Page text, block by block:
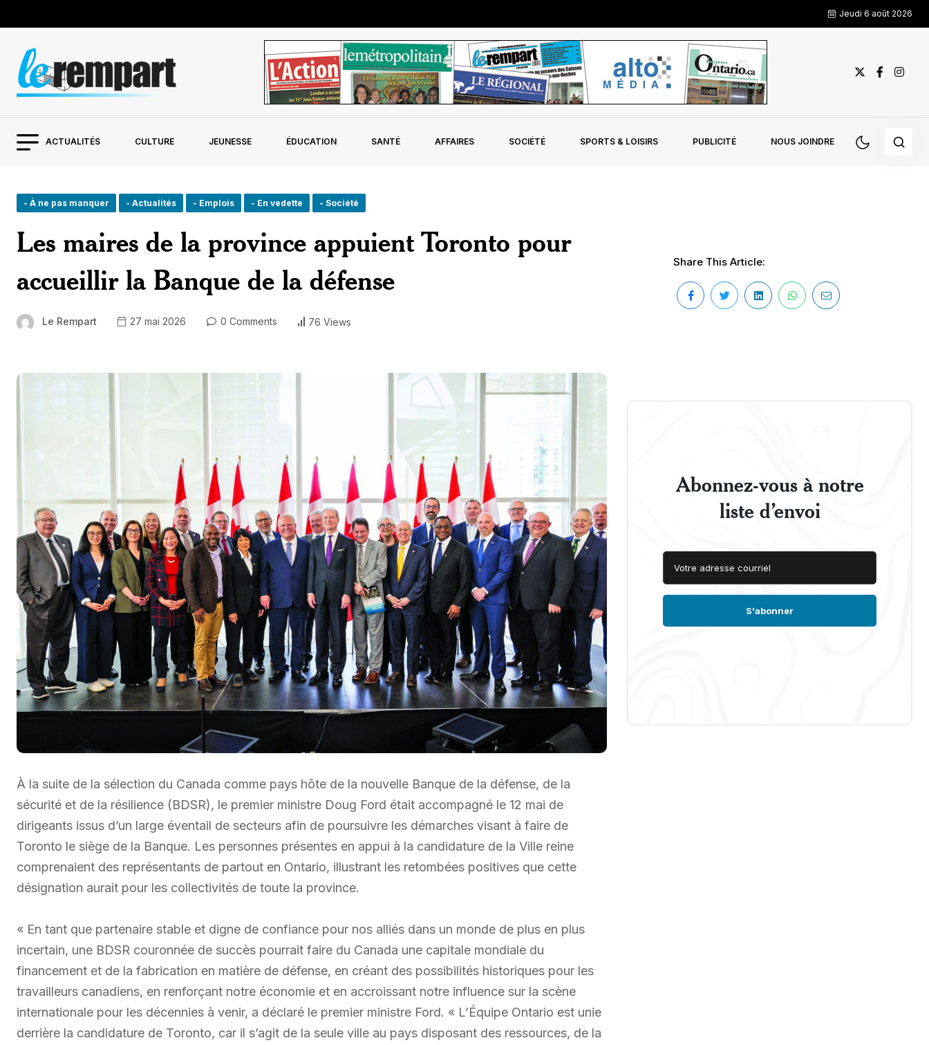
Jeudi 6 août 2026
ACTUALITÉS CULTURE JEUNESSE ÉDUCATION SANTÉ AFFAIRES SOCIÉTÉ SPORTS & LOISIRS PUBLICITÉ NOUS JOINDRE
- À ne pas manquer - Actualités - Emplois - En vedette - Société
Les maires de la province appuient Toronto pour
accueillir la Banque de la défense
Le Rempart 27 mai 2026 0 Comments 76 Views
Share This Article:
À la suite de la sélection du Canada comme pays hôte de la nouvelle Banque de la défense, de la
sécurité et de la résilience (BDSR), le premier ministre Doug Ford était accompagné le 12 mai de
dirigeants issus d’un large éventail de secteurs afin de poursuivre les démarches visant à faire de
Toronto le siège de la Banque. Les personnes présentes en appui à la candidature de la Ville reine
comprenaient des représentants de partout en Ontario, illustrant les retombées positives que cette
désignation aurait pour les collectivités de toute la province.
« En tant que partenaire stable et digne de confiance pour nos alliés dans un monde de plus en plus
incertain, une BDSR couronnée de succès pourrait faire du Canada une capitale mondiale du
financement et de la fabrication en matière de défense, en créant des possibilités historiques pour les
travailleurs canadiens, en renforçant notre économie et en accroissant notre influence sur la scène
internationale pour les décennies à venir, a déclaré le premier ministre Ford. « L’Équipe Ontario est unie
derrière la candidature de Toronto, car il s’agit de la seule ville au pays disposant des ressources, de la
Abonnez-vous à notre
liste d’envoi